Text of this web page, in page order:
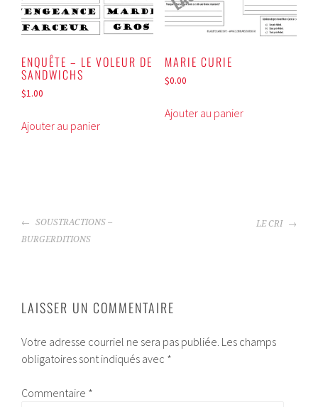
ENQUÊTE – LE VOLEUR DE
SANDWICHS
$1.00
Ajouter au panier
MARIE CURIE
$0.00
Ajouter au panier
NAVIGATION
DE
SOUSTRACTIONS –
BURGERDITIONS
LE CRI
LAISSER UN COMMENTAIRE
Votre adresse courriel ne sera pas publiée. Les champs
obligatoires sont indiqués avec *
Commentaire *